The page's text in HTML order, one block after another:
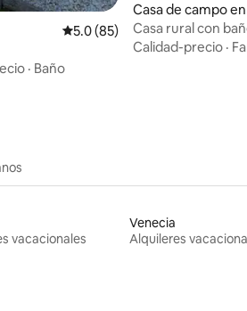
Calificación promedio: 5.0 de
5.0 (85)
· Baño
Casa de campo
ungota
Casa rural con
sauna
Calidad-precio ·
vacacionales
Venecia
Alquileres